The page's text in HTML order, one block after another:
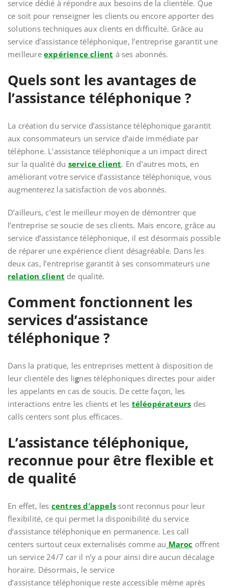
service dédié à répondre aux besoins de la clientèle. Que
ce soit pour renseigner les clients ou encore apporter des
solutions techniques aux clients en difficulté. Grâce au
service d’assistance téléphonique, l’entreprise garantit une
meilleure expérience client à ses abonnés.
Quels sont les avantages de
l’assistance téléphonique ?
La création du service d’assistance téléphonique garantit
aux consommateurs un service d’aide immédiate par
téléphone. L’assistance téléphonique a un impact direct
sur la qualité du serviceclient. En d’autres mots, en
améliorant votre service d’assistance téléphonique, vous
augmenterez la satisfaction de vos abonnés.
D’ailleurs, c’est le meilleur moyen de démontrer que
l’entreprise se soucie de ses clients. Mais encore, grâce au
service d’assistance téléphonique, il est désormais possible
de réparer une expérience client désagréable. Dans les
deux cas, l’entreprise garantit à ses consommateurs une
relation client de qualité.
Comment fonctionnent les
services d’assistance
téléphonique ?
Dans la pratique, les entreprises mettent à disposition de
leur clientèle des lignes téléphoniques directes pour aider
les appelants en cas de soucis. De cette façon, les
interactions entre les clients et les téléopérateurs des
calls centers sont plus efficaces.
L’assistance téléphonique,
reconnue pour être flexible et
de qualité
En effet, les centres d’appels sont reconnus pour leur
flexibilité, ce qui permet la disponibilité du service
d’assistance téléphonique en permanence. Les call
centers surtout ceux externalisés comme au Maroc offrent
un service 24/7 car il n’y a pour ainsi dire aucun décalage
horaire. Désormais, le service
d’assistance téléphonique reste accessible même après